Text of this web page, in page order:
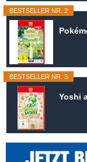
BESTSELLER NR. 2
BESTSELLER NR. 3
Yoshi